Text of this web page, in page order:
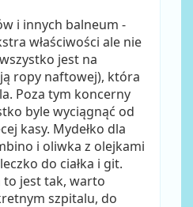
i innych balneum -
właściwości ale nie
jest na
ropy naftowej), która
Poza tym koncerny
byle wyciągnąć od
kasy. Mydełko dla
i oliwka z olejkami
do ciałka i git.
to jest tak, warto
szpitalu, do